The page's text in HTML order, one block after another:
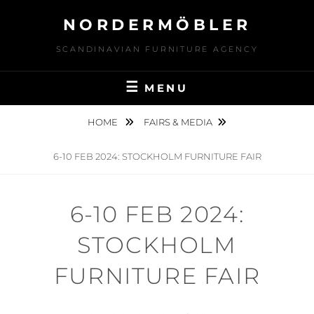
NORDERMÖBLER
SCANDINAVIAN FURNITURE AGENCY
MENU
HOME FAIRS & MEDIA
6-10 FEB 2024: STOCKHOLM FURNITURE FAIR
6-10 FEB 2024:
STOCKHOLM
FURNITURE FAIR